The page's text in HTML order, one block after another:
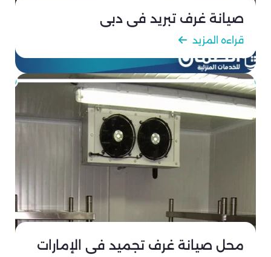
صيانة غرف تبريد في دبي
قراءه المزيد
محل صيانة غرف تجميد في الإمارات